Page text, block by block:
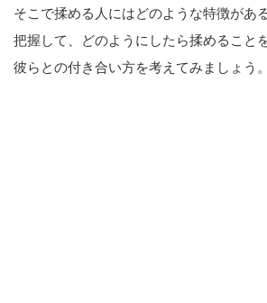
そこで揉める人にはどのような特徴があ
把握して、どのようにしたら揉めること
彼らとの付き合い方を考えてみましょう。